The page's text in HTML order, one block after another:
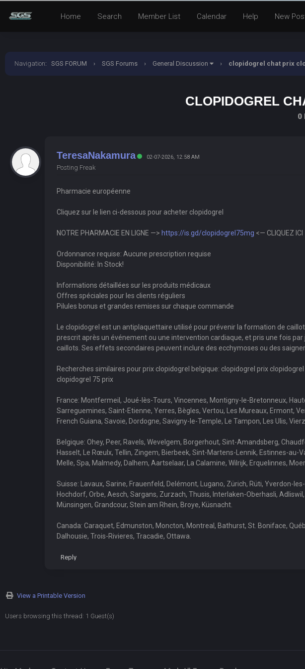
Home Search Member List Calendar Help New
Navigation: SGS FORUM › SGS Forums › General Discussion › clopidogrel chat prix
CLOPIDOGREL
0
TeresaNakamura 02-07-2026, 12:58 AM
Posting Freak
Pharmacie européenne
Cliquez sur le lien ci-dessous pour acheter clopidogrel
NOTRE PHARMACIE EN LIGNE —> https://is.gd/clopidogrel75mg <— CLIQUEZ ICI
Ordonnance requise: Aucune prescription requise
Disponibilité: In Stock!
Informations détaillées sur les produits médicaux
Offres spéciales pour les clients réguliers
Pilules bonus et grandes remises sur chaque commande
Le clopidogrel est un antiplaquettaire utilisé pour prévenir la formation de
prescrit après un événement ou une intervention cardiaque, et pris une fois
caillots. Ses effets secondaires peuvent inclure des ecchymoses ou des
Recherches similaires pour prix clopidogrel belgique: clopidogrel prix
clopidogrel 75 prix
France: Montfermeil, Joué-lès-Tours, Vincennes, Montigny-le-Bretonneux,
Sarreguemines, Saint-Etienne, Yerres, Bègles, Vertou, Les Mureaux, Ermont,
French Guiana, Savoie, Dordogne, Savigny-le-Temple, Le Tampon, Les Ulis,
Belgique: Ohey, Peer, Ravels, Wevelgem, Borgerhout, Sint-Amandsberg,
Hasselt, Le Rœulx, Tellin, Zingem, Bierbeek, Sint-Martens-Lennik, Estinnes-au-
Melle, Spa, Malmedy, Dalhem, Aartselaar, La Calamine, Wilrijk, Erquelinnes,
Suisse: Lavaux, Sarine, Frauenfeld, Delémont, Lugano, Zürich, Rüti, Yverdon-
Hochdorf, Orbe, Aesch, Sargans, Zurzach, Thusis, Interlaken-Oberhasli,
Münsingen, Grandcour, Stein am Rhein, Broye, Küsnacht.
Canada: Caraquet, Edmunston, Moncton, Montreal, Bathurst, St. Boniface,
Dalhousie, Trois-Rivieres, Tracadie, Ottawa.
Reply
View a Printable Version
Users browsing this thread: 1 Guest(s)